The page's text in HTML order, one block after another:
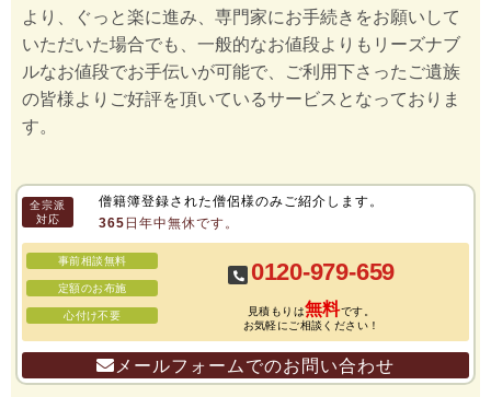
より、ぐっと楽に進み、専門家にお手続きをお願いして
いただいた場合でも、一般的なお値段よりもリーズナブ
ルなお値段でお手伝いが可能で、ご利用下さったご遺族
の皆様よりご好評を頂いているサービスとなっておりま
す。
全宗派
対応
僧籍簿登録された僧侶様のみご紹介します。
365日年中無休です。
事前相談無料
定額のお布施
心付け不要
0120-979-659
見積もりは無料です。
お気軽にご相談ください！
メールフォームでのお問い合わせ